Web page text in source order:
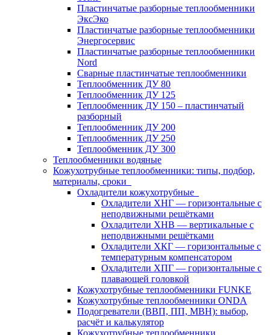
Пластинчатые разборные теплообменники
ЭксЭко
Пластинчатые разборные теплообменники
Энергосервис
Пластинчатые разборные теплообменники
Nord
Сварные пластинчатые теплообменники
Теплообменник ДУ 80
Теплообменник ДУ 125
Теплообменник ДУ 150 – пластинчатый
разборный
Теплообменник ДУ 200
Теплообменник ДУ 250
Теплообменник ДУ 300
Теплообменники водяные
Кожухотрубные теплообменники: типы, подбор,
материалы, сроки
Охладители кожухотрубные
Охладители ХНГ — горизонтальные с
неподвижными решётками
Охладители ХНВ — вертикальные с
неподвижными решётками
Охладители ХКГ — горизонтальные с
температурным компенсатором
Охладители ХПГ — горизонтальные с
плавающей головкой
Кожухотрубные теплообменники FUNKE
Кожухотрубные теплообменники ONDA
Подогреватели (ВВП, ПП, МВН): выбор,
расчёт и калькулятор
Кожухотрубные теплообменники